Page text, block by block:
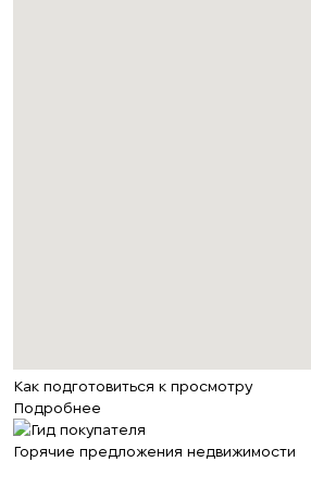
Как подготовиться к просмотру
Подробнее
Горячие предложения недвижимости